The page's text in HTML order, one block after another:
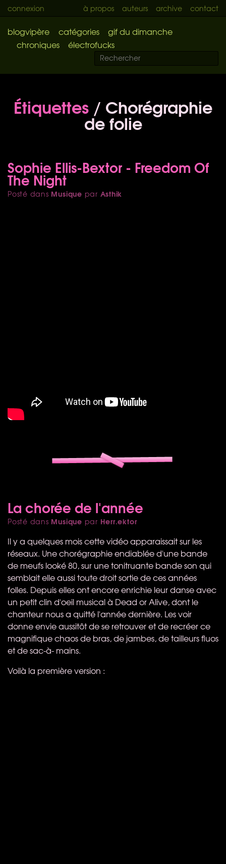
connexion à propos auteurs archive contact
blogvipère catégories
gif du dimanche
chroniques
électrofucks
Étiquettes / Chorégraphie
de folie
Sophie Ellis-Bextor - Freedom Of
The Night
Posté dans Musique par Asthik
La chorée de l'année
Posté dans Musique par Herr.ektor
Il y a quelques mois cette vidéo apparaissait sur les
réseaux. Une chorégraphie endiablée d'une bande
de meufs looké 80, sur une tonitruante bande son qui
semblait elle aussi toute droit sortie de ces années
folles. Depuis elles ont encore enrichie leur danse avec
un petit clin d'oeil musical à Dead or Alive, dont le
chanteur nous a quitté l'année dernière. Les voir
donne envie aussitôt de se retrouver et de recréer ce
magnifique chaos de bras, de jambes, de tailleurs fluos
et de sac-à- mains.
Voilà la première version :